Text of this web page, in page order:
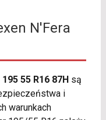
N'Fera
55 R16 87Hsą
i
warunkach